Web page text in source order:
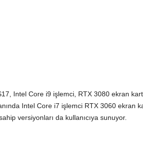
Intel Core i9 işlemci, RTX 3080 ekran
Intel Core i7 işlemci RTX 3060 ekran
versiyonları da kullanıcıya sunuyor.